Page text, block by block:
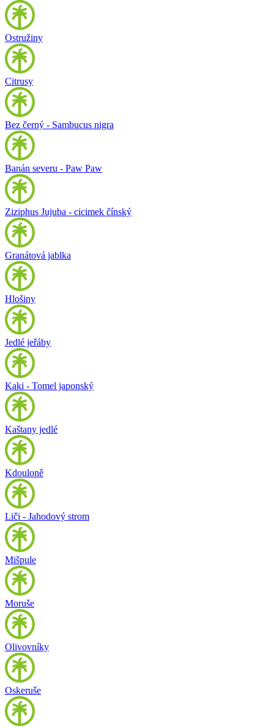
Ostružiny
Citrusy
Bez černý - Sambucus nigra
Banán severu - Paw Paw
Ziziphus Jujuba - cicimek čínský
Granátová jablka
Hlošiny
Jedlé jeřáby
Kaki - Tomel japonský
Kaštany jedlé
Kdouloně
Liči - Jahodový strom
Mišpule
Moruše
Olivovníky
Oskeruše